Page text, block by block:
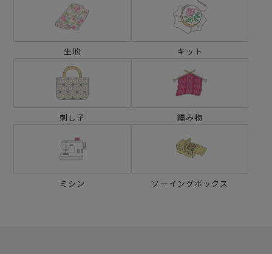
生地 キット
刺し子 編み物
ミシン ソーイングボックス